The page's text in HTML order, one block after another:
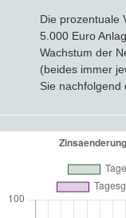
Die prozentuale
5.000 Euro
Wachstum der
(beides immer
Sie nachfolgend